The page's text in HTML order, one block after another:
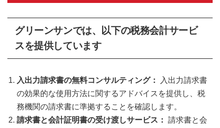
グリーンサンでは、以下の税務会計サービ
スを提供しています
入出力請求書の無料コンサルティング：
入出力請求書
の効果的な使用方法に関するアドバイスを提供し、税
務機関の請求書に準拠することを確認します。
請求書と会計証明書の受け渡しサービス： 請求書と会